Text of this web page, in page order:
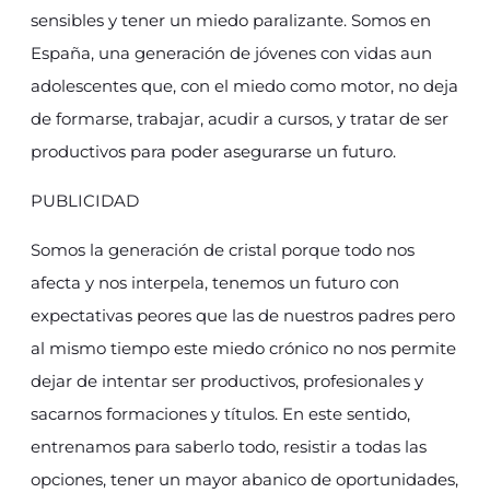
sensibles y tener un miedo paralizante. Somos en
España, una generación de jóvenes con vidas aun
adolescentes que, con el miedo como motor, no deja
de formarse, trabajar, acudir a cursos, y tratar de ser
productivos para poder asegurarse un futuro.
PUBLICIDAD
Somos la generación de cristal porque todo nos
afecta y nos interpela, tenemos un futuro con
expectativas peores que las de nuestros padres pero
al mismo tiempo este miedo crónico no nos permite
dejar de intentar ser productivos, profesionales y
sacarnos formaciones y títulos. En este sentido,
entrenamos para saberlo todo, resistir a todas las
opciones, tener un mayor abanico de oportunidades,